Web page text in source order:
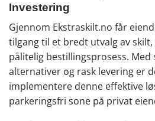
Investering
Gjennom Ekstraskilt.no får
tilgang til et bredt utvalg av
pålitelig bestillingsprosess. Med
alternativer og rask levering er
implementere denne effektive
parkeringsfri sone på privat